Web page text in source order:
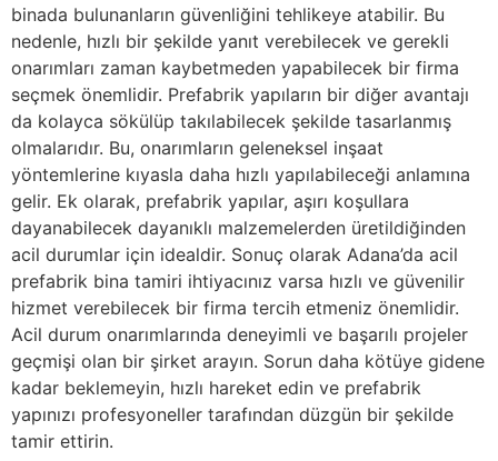
binada bulunanların güvenliğini tehlikeye atabilir. Bu
nedenle, hızlı bir şekilde yanıt verebilecek ve gerekli
onarımları zaman kaybetmeden yapabilecek bir firma
seçmek önemlidir. Prefabrik yapıların bir diğer avantajı
da kolayca sökülüp takılabilecek şekilde tasarlanmış
olmalarıdır. Bu, onarımların geleneksel inşaat
yöntemlerine kıyasla daha hızlı yapılabileceği anlamına
gelir. Ek olarak, prefabrik yapılar, aşırı koşullara
dayanabilecek dayanıklı malzemelerden üretildiğinden
acil durumlar için idealdir. Sonuç olarak Adana’da acil
prefabrik bina tamiri ihtiyacınız varsa hızlı ve güvenilir
hizmet verebilecek bir firma tercih etmeniz önemlidir.
Acil durum onarımlarında deneyimli ve başarılı projeler
geçmişi olan bir şirket arayın. Sorun daha kötüye gidene
kadar beklemeyin, hızlı hareket edin ve prefabrik
yapınızı profesyoneller tarafından düzgün bir şekilde
tamir ettirin.